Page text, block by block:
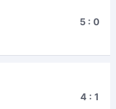
5 : 0
4 : 1